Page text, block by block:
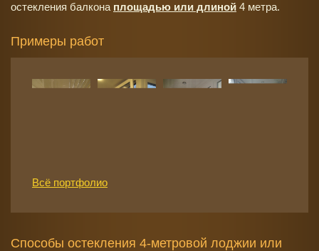
остекления балкона площадью или длиной 4 метра.
Примеры работ
Всё портфолио
Способы остекления 4-метровой лоджии или